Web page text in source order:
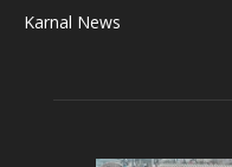
Karnal News